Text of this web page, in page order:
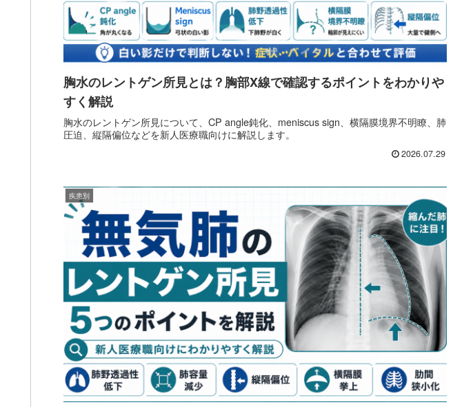
胸水のレントゲン所見とは？胸部X線で確認するポイントをわかりや
すく解説
胸水のレントゲン所見について、CP angle鈍化、meniscus sign、横隔膜境界不明瞭、肺
圧迫、縦隔偏位などを新人医療職向けに解説します。
2026.07.29
疾患別